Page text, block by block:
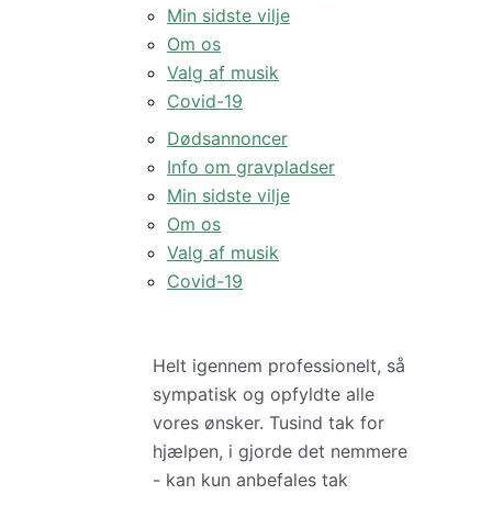
Min sidste vilje
Om os
Valg af musik
Covid-19
Dødsannoncer
Info om gravpladser
Min sidste vilje
Om os
Valg af musik
Covid-19
Helt igennem professionelt, så
sympatisk og opfyldte alle
vores ønsker. Tusind tak for
hjælpen, i gjorde det nemmere
- kan kun anbefales tak